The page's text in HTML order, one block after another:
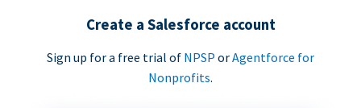
Create a Salesforce account
Sign up for a free trial of NPSP orAgentforce for
Nonprofits.